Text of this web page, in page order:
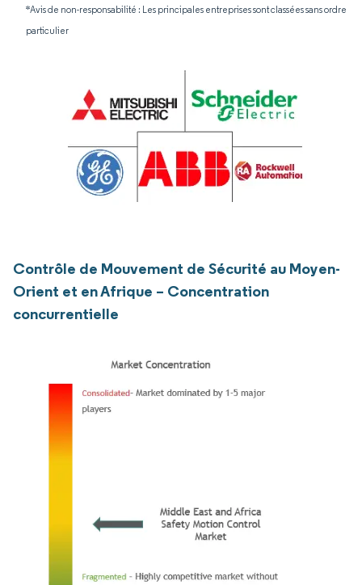
*Avis de non-responsabilité : Les principales entreprises sont classées sans ordre
particulier
Contrôle de Mouvement de Sécurité au Moyen-
Orient et en Afrique – Concentration
concurrentielle